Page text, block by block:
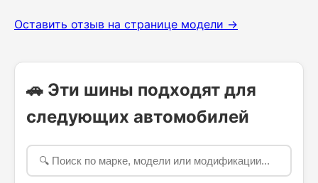
Оставить отзыв на странице модели →
🚗 Эти шины подходят для
следующих автомобилей